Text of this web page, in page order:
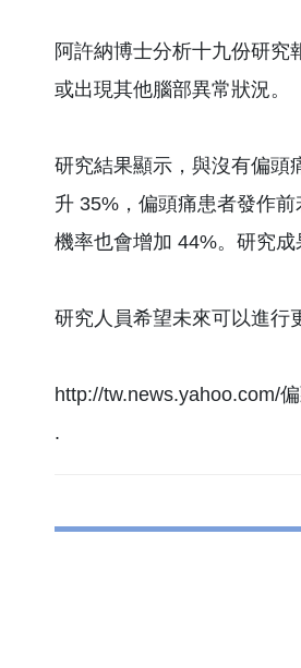
阿許納博士分析十九份研究
或出現其他腦部異常狀況。
研究結果顯示，與沒有偏頭
升 35%，偏頭痛患者發作
機率也會增加 44%。研究成
研究人員希望未來可以進行
http://tw.news.yahoo.com/
.